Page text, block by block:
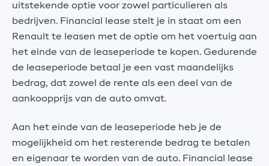
uitstekende optie voor zowel particulieren als
bedrijven. Financial lease stelt je in staat om een
Renault te leasen met de optie om het voertuig aan
het einde van de leaseperiode te kopen. Gedurende
de leaseperiode betaal je een vast maandelijks
bedrag, dat zowel de rente als een deel van de
aankoopprijs van de auto omvat.
Aan het einde van de leaseperiode heb je de
mogelijkheid om het resterende bedrag te betalen
en eigenaar te worden van de auto. Financial lease